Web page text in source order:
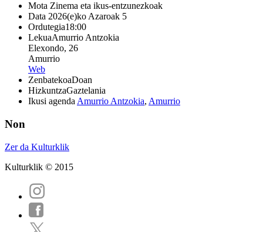
Mota Zinema eta ikus-entzunezkoak
Data 2026(e)ko Azaroak 5
Ordutegia18:00
LekuaAmurrio Antzokia
Elexondo, 26
Amurrio
Web
ZenbatekoaDoan
HizkuntzaGaztelania
Ikusi agenda Amurrio Antzokia, Amurrio
Non
Zer da Kulturklik
Kulturklik © 2015